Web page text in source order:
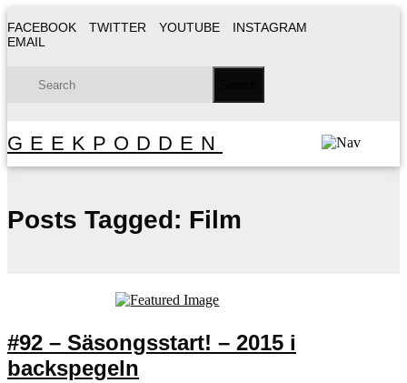
FACEBOOK TWITTER YOUTUBE
INSTAGRAM
EMAIL
GEEKPODDEN
Posts Tagged: Film
#92 – Säsongsstart! – 2015 i
backspegeln